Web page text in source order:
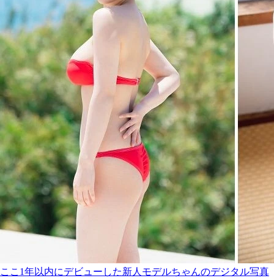
ここ1年以内にデビューした新人モデルちゃんのデジタル写真